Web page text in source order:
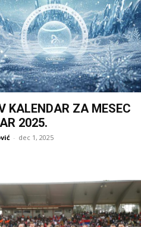
KALENDAR ZA MESEC
2025.
- dec 1, 2025